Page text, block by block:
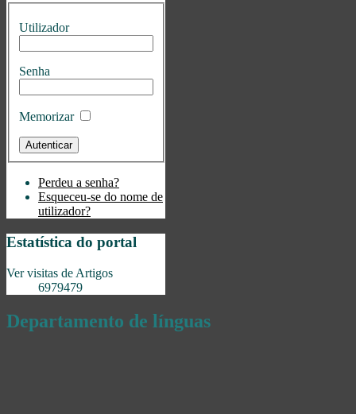
Utilizador
Senha
Memorizar
Perdeu a senha?
Esqueceu-se do nome de
utilizador?
Estatística do portal
Ver visitas de Artigos
6979479
Departamento de línguas